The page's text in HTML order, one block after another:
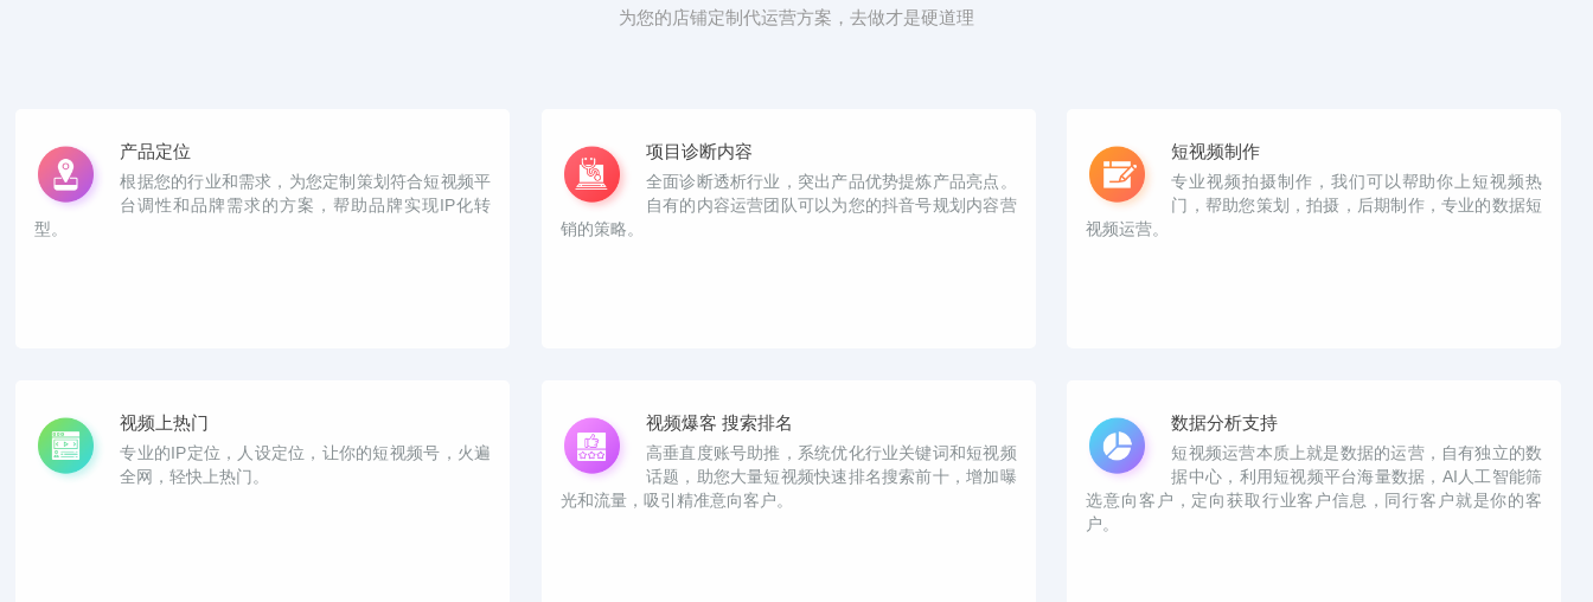
为您的店铺定制代运营方案，去做才是硬道理
产品定位
根据您的行业和需求，为您定制策划符合短视频平
台调性和品牌需求的方案，帮助品牌实现IP化转
型。
项目诊断内容
全面诊断透析行业，突出产品优势提炼产品亮点。
自有的内容运营团队可以为您的抖音号规划内容营
销的策略。
短视频制作
专业视频拍摄制作，我们可以帮助你上短视频热
门，帮助您策划，拍摄，后期制作，专业的数据短
视频运营。
视频上热门
专业的IP定位，人设定位，让你的短视频号，火遍
全网，轻快上热门。
视频爆客 搜索排名
高垂直度账号助推，系统优化行业关键词和短视频
话题，助您大量短视频快速排名搜索前十，增加曝
光和流量，吸引精准意向客户。
数据分析支持
短视频运营本质上就是数据的运营，自有独立的数
据中心，利用短视频平台海量数据，AI人工智能筛
选意向客户，定向获取行业客户信息，同行客户就是你的客
户。